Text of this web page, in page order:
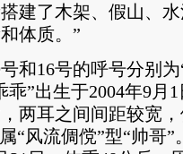
建了木架、假山、
体质。”
16号的呼号分别为
乖”出生于2004年9月
两耳之间间距较宽
“风流倜傥”型“帅哥